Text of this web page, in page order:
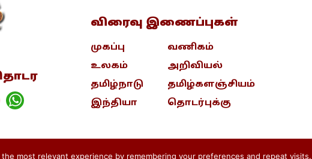
விரைவு இணைப்புகள்
முகப்பு
உலகம்
தமிழ்நாடு
இந்தியா
வணிகம்
அறிவியல்
தமிழ்களஞ்சியம்
தொடர்புக்கு
most relevant experience by remembering your preferences and repeat